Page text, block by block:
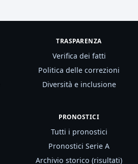
TRASPARENZA
Verifica dei fatti
Politica delle correzioni
Diversità e inclusione
PRONOSTICI
Tutti i pronostici
Pronostici Serie A
Archivio storico (risultati)